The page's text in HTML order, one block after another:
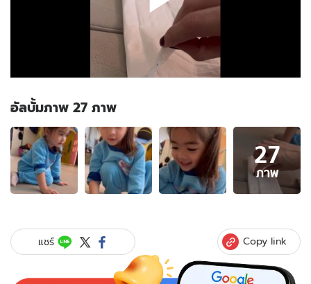
อัลบั้มภาพ 27 ภาพ
อัลบั้ม
ภาพ
27
ภาพ
ของ
มี่"
เอา
ขวัญ
27
ภาพ
แชร์ Copy link